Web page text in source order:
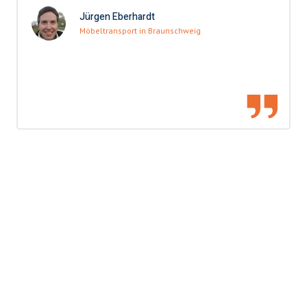
Jürgen Eberhardt
Möbeltransport in Braunschweig